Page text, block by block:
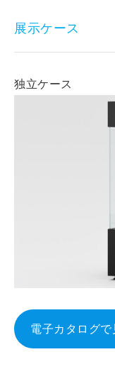
展示ケース
独立ケース
電子カタログで